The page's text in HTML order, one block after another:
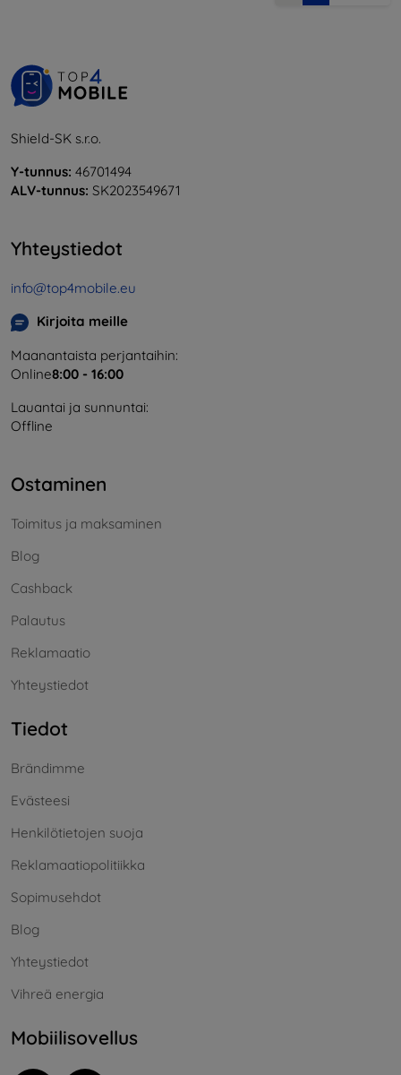
Shield-SK s.r.o.
Y-tunnus: 46701494
ALV-tunnus: SK2023549671
Yhteystiedot
info@top4mobile.eu
Kirjoita meille
Maanantaista perjantaihin:
Online8:00 - 16:00
Lauantai ja sunnuntai:
Offline
Ostaminen
Toimitus ja maksaminen
Blog
Cashback
Palautus
Reklamaatio
Yhteystiedot
Tiedot
Brändimme
Evästeesi
Henkilötietojen suoja
Reklamaatiopolitiikka
Sopimusehdot
Blog
Yhteystiedot
Vihreä energia
Mobiilisovellus